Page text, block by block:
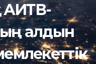
АИТВ-
алдын